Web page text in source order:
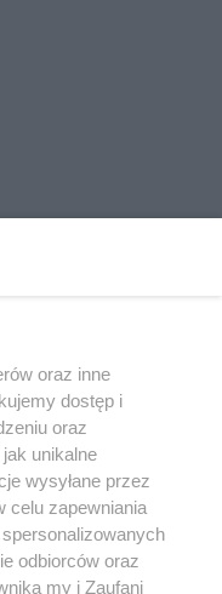
być powielany i
w jakikolwiek sposób (w
jakimkolwiek polu
z umieszczaniem w
Jakiekolwiek użycie lub
z naruszeniem prawa,
groźbą kary i może być
oraz inne
dostęp i
oraz
unikalne
wysyłane przez
celu zapewniania
odbiorców oraz
my i Zaufani